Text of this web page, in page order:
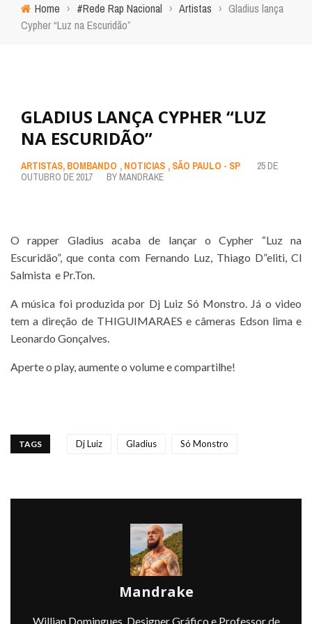
Home › #Rede Rap Nacional › Artistas › Gladius lança
Cypher “Luz na Escuridão”
GLADIUS LANÇA CYPHER “LUZ
NA ESCURIDÃO”
ARTISTAS, BOMBANDO , NOTICIAS , SÃO PAULO - SP
25 DE
OUTUBRO DE 2017
BY MANDRAKE
O rapper Gladius acaba de lançar o Cypher “Luz na
Escuridão”, que conta com Fernando Luz, Thiago D”eliti, Cl
Salmista e Pr.Ton.
A música foi produzida por Dj Luiz Só Monstro. Já o video
tem a direção de THIGUIMARAES e câmeras Edson lima e
Leonardo Gonçalves.
Aperte o play, aumente o volume e compartilhe!
TAGS Dj Luiz Gladius Só Monstro
Mandrake
Willian Domingues, Designer Gráfico e Professor de